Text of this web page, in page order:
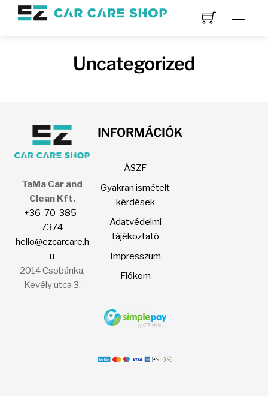
Skip
Uncategorized
TaMa Car and
Clean Kft.
+36-70-385-
7374
hello@ezcarcare.h
u
2014 Csobánka,
Kevély utca 3.
INFORMÁCIÓK
ÁSZF
Gyakran ismételt
kérdések
Adatvédelmi
tájékoztató
Impresszum
Fiókom